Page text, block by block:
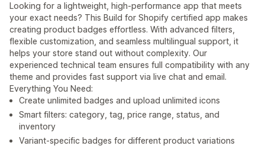
Looking for a lightweight, high-performance app that meets
your exact needs? This Build for Shopify certified app makes
creating product badges effortless. With advanced filters,
flexible customization, and seamless multilingual support, it
helps your store stand out without complexity. Our
experienced technical team ensures full compatibility with any
theme and provides fast support via live chat and email.
Everything You Need:
Create unlimited badges and upload unlimited icons
Smart filters: category, tag, price range, status, and
inventory
Variant-specific badges for different product variations